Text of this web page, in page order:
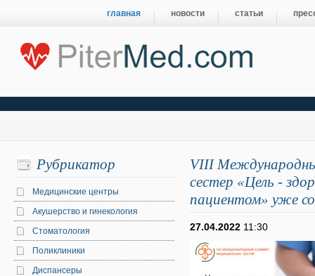
главная новости статьи
VIII
сестер «Цель -
пациентом» уже
27.04.2022 11:30
Рубрикатор
Медицинские центры
Акушерство и гинекология
Стоматология
Поликлиники
Диспансеры